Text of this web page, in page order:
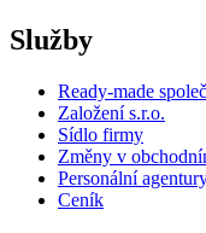
Služby
Ready-made
Založení s.r.o.
Sídlo firmy
Změny v
Personální
Ceník